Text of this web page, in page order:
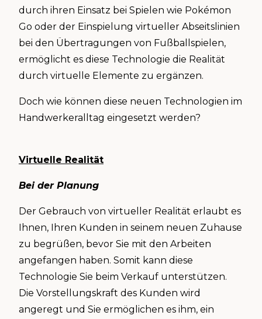
durch ihren Einsatz bei Spielen wie Pokémon
Go oder der Einspielung virtueller Abseitslinien
bei den Übertragungen von Fußballspielen,
ermöglicht es diese Technologie die Realität
durch virtuelle Elemente zu ergänzen.
Doch wie können diese neuen Technologien im
Handwerkeralltag eingesetzt werden?
Virtuelle Realität
Bei der Planung
Der Gebrauch von virtueller Realität erlaubt es
Ihnen, Ihren Kunden in seinem neuen Zuhause
zu begrüßen, bevor Sie mit den Arbeiten
angefangen haben. Somit kann diese
Technologie Sie beim Verkauf unterstützen.
Die Vorstellungskraft des Kunden wird
angeregt und Sie ermöglichen es ihm, ein